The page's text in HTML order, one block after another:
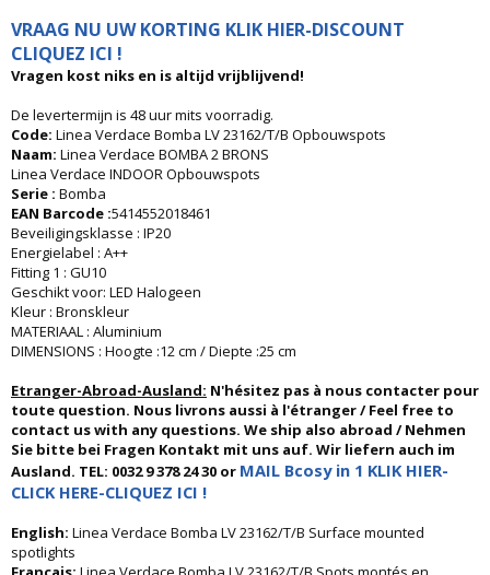
VRAAG NU UW KORTING KLIK HIER-DISCOUNT
CLIQUEZ ICI !
Vragen kost niks en is altijd vrijblijvend!
De levertermijn is 48 uur mits voorradig.
Code: Linea Verdace Bomba LV 23162/T/B Opbouwspots
Naam: Linea Verdace BOMBA 2 BRONS
Linea Verdace INDOOR Opbouwspots
Serie : Bomba
EAN Barcode :5414552018461
Beveiligingsklasse : IP20
Energielabel : A++
Fitting 1 : GU10
Geschikt voor: LED Halogeen
Kleur : Bronskleur
MATERIAAL : Aluminium
DIMENSIONS : Hoogte :12 cm / Diepte :25 cm
Etranger-Abroad-Ausland: N'hésitez pas à nous contacter pour
toute question. Nous livrons aussi à l'étranger / Feel free to
contact us with any questions. We ship also abroad / Nehmen
Sie bitte bei Fragen Kontakt mit uns auf. Wir liefern auch im
Ausland. TEL: 0032 9 378 24 30 or MAIL Bcosy in 1 KLIK HIER-
CLICK HERE-CLIQUEZ ICI !
English: Linea Verdace Bomba LV 23162/T/B Surface mounted
spotlights